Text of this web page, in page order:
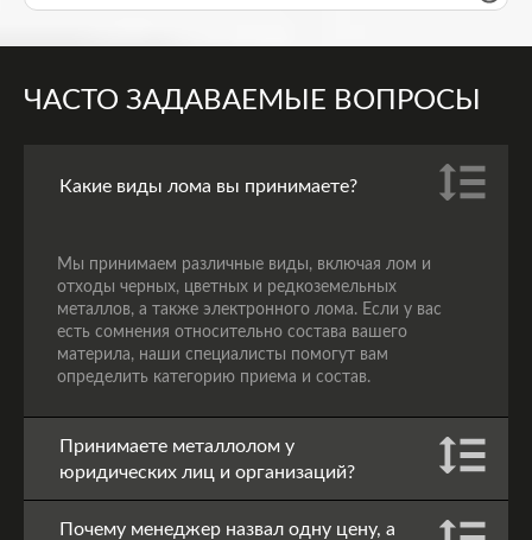
ЧАСТО ЗАДАВАЕМЫЕ ВОПРОСЫ
Какие виды лома вы принимаете?
Мы принимаем различные виды, включая лом и
отходы черных, цветных и редкоземельных
металлов, а также электронного лома. Если у вас
есть сомнения относительно состава вашего
материла, наши специалисты помогут вам
определить категорию приема и состав.
Принимаете металлолом у
юридических лиц и организаций?
Почему менеджер назвал одну цену, а